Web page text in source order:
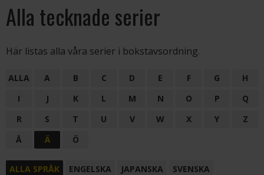
Alla tecknade serier
Här listas alla våra serier i bokstavsordning.
ALLA A B C D E F G
H
I
J K L M N O P
Q
R
S T U V W X Y
Z
Å
Ä Ö
ALLA SPRÅK ENGELSKA JAPANSKA SVENSKA